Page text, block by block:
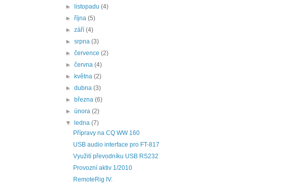
►
listopadu(4)
►října(5)
►září(4)
►srpna(3)
►července(2)
►června(4)
►
května(2)
►dubna(3)
► března(6)
►února(2)
▼
ledna(7)
Přípravy na CQ WW 160
USB audio interface pro FT-817
Využití převodníku USB RS232
Provozní aktiv 1/2010
RemoteRig IV.